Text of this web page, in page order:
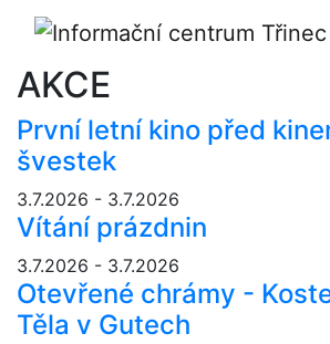
AKCE
První letní kino před
švestek
3.7.2026 - 3.7.2026
Vítání prázdnin
3.7.2026 - 3.7.2026
Otevřené chrámy -
Těla v Gutech